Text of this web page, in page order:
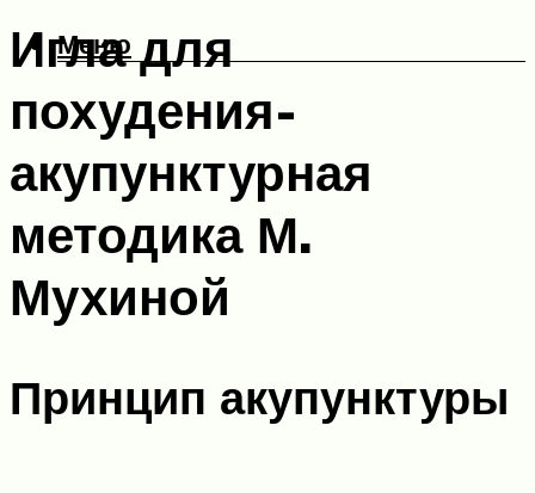
Меню
Игла для
похудения-
акупунктурная
методика М.
Мухиной
Принцип акупунктуры